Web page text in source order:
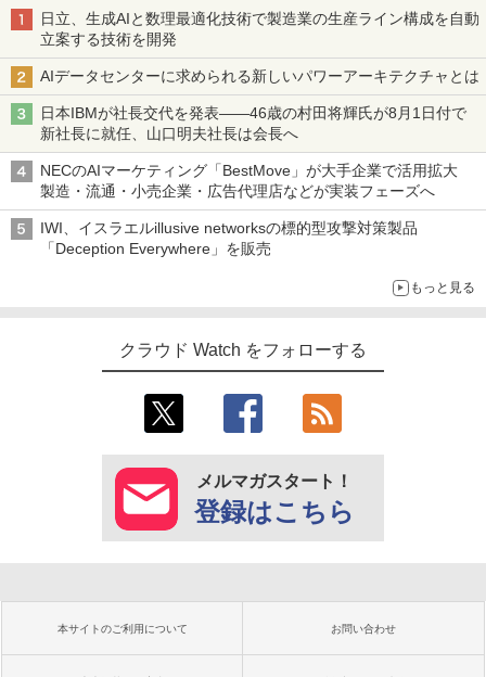
日立、生成AIと数理最適化技術で製造業の生産ライン構成を自動
立案する技術を開発
AIデータセンターに求められる新しいパワーアーキテクチャとは
日本IBMが社長交代を発表――46歳の村田将輝氏が8月1日付で
新社長に就任、山口明夫社長は会長へ
NECのAIマーケティング「BestMove」が大手企業で活用拡大
製造・流通・小売企業・広告代理店などが実装フェーズへ
IWI、イスラエルillusive networksの標的型攻撃対策製品
「Deception Everywhere」を販売
もっと見る
クラウド Watch をフォローする
メルマガスタート！
登録はこちら
本サイトのご利用について お問い合わせ